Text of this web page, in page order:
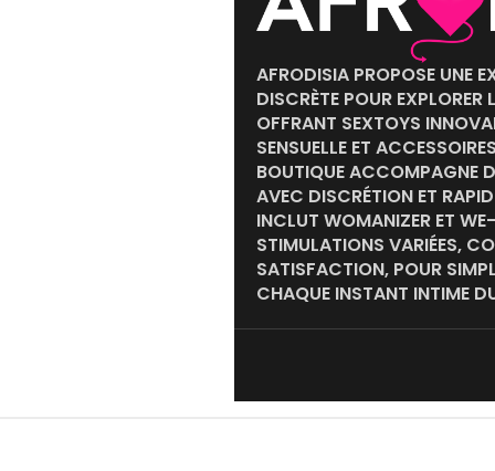
AFRODISIA PROPOSE UNE
DISCRÈTE POUR EXPLORER
OFFRANT SEXTOYS
SENSUELLE ET
BOUTIQUE ACCOMPAGNE
AVEC DISCRÉTION ET
INCLUT WOMANIZER ET
STIMULATIONS VARIÉES,
SATISFACTION, POUR
CHAQUE INSTANT INTIME